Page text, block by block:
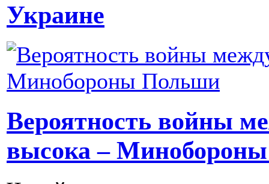
Украине
Вероятность войны
высока –